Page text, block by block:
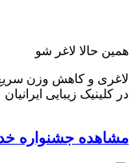
همین حالا لاغر شو
لاغری و کاهش وزن سریع
در کلینیک زیبایی ایرانیان
مشاهده جشنواره